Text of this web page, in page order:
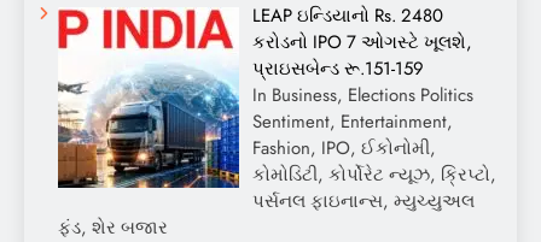
LEAP ઇન્ડિયાનો Rs. 2480
કરોડનો IPO 7 ઓગસ્ટે ખૂલશે,
પ્રાઇસબેન્ડ રૂ.151-159
In Business, Elections Politics
Sentiment, Entertainment,
Fashion, IPO, ઈકોનોમી,
કોમોડિટી, કોર્પોરેટ ન્યૂઝ, ક્રિપ્ટો,
પર્સનલ ફાઇનાન્સ, મ્યુચ્યુઅલ
ફંડ, શેર બજાર